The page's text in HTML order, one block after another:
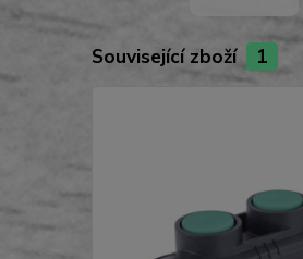
Související zboží 1